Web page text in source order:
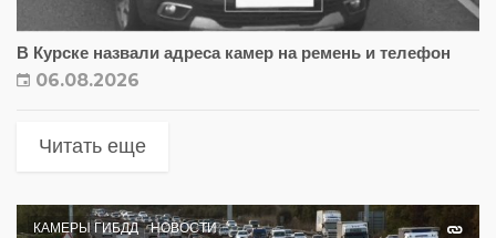
В Курске назвали адреса камер на ремень и телефон
06.08.2026
Читать еще
КАМЕРЫ ГИБДД НОВОСТИ